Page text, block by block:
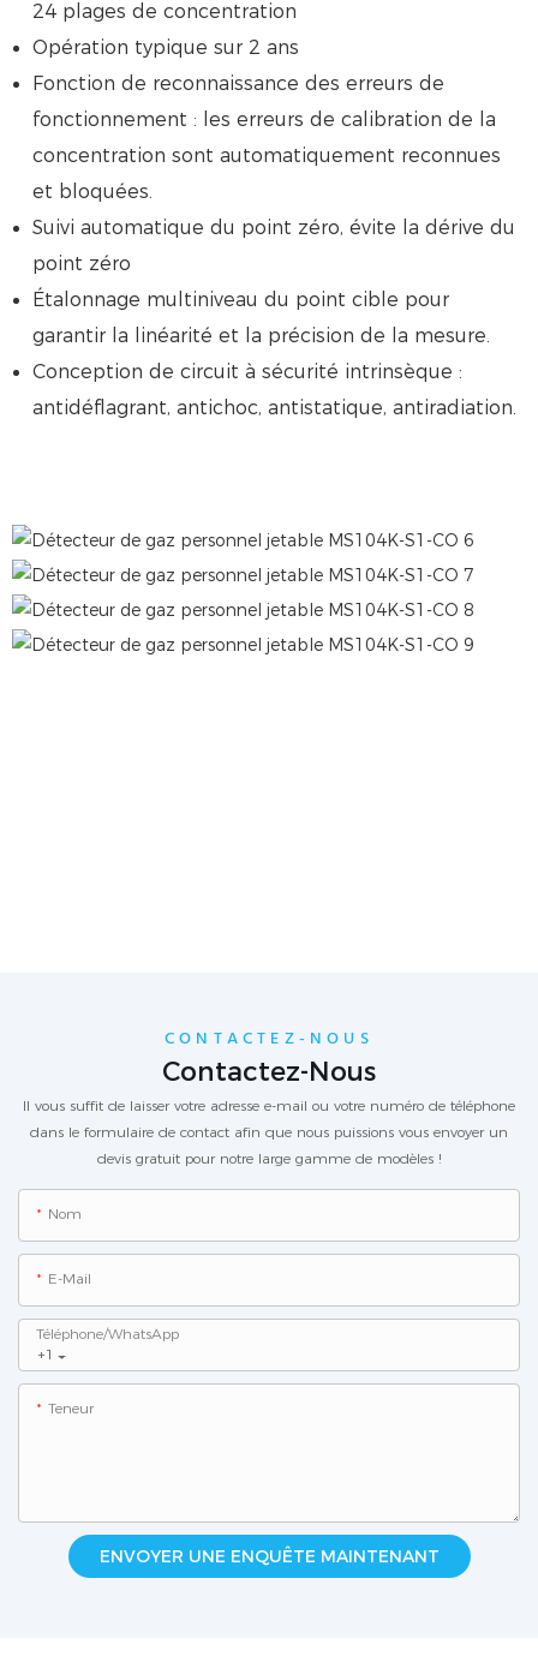
24 plages de concentration
Opération typique sur 2 ans
Fonction de reconnaissance des erreurs de
fonctionnement : les erreurs de calibration de la
concentration sont automatiquement reconnues
et bloquées.
Suivi automatique du point zéro, évite la dérive du
point zéro
Étalonnage multiniveau du point cible pour
garantir la linéarité et la précision de la mesure.
Conception de circuit à sécurité intrinsèque :
antidéflagrant, antichoc, antistatique, antiradiation.
CONTACTEZ-NOUS
Contactez-Nous
Il vous suffit de laisser votre adresse e-mail ou votre numéro de téléphone
dans le formulaire de contact afin que nous puissions vous envoyer un
devis gratuit pour notre large gamme de modèles !
Nom
E-Mail
+1
Téléphone/WhatsApp
Teneur
ENVOYER UNE ENQUÊTE MAINTENANT